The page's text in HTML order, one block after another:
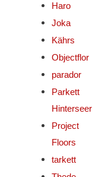
Haro
Joka
Kährs
Objectflor
parador
Parkett
Hinterseer
Project
Floors
tarkett